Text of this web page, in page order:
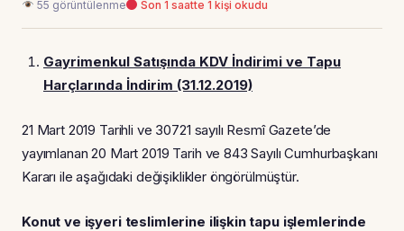
55 görüntülenme
Son 1 saatte 1 kişi okudu
Gayrimenkul Satışında KDV İndirimi ve Tapu
Harçlarında İndirim (31.12.2019)
21 Mart 2019 Tarihli ve 30721 sayılı Resmî Gazete’de
yayımlanan 20 Mart 2019 Tarih ve 843 Sayılı Cumhurbaşkanı
Kararı ile aşağıdaki değişiklikler öngörülmüştür.
Konut ve işyeri teslimlerine ilişkin tapu işlemlerinde